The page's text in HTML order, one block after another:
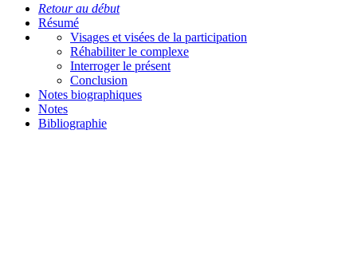
Retour au début
Résumé
Visages et visées de la participation
Réhabiliter le complexe
Interroger le présent
Conclusion
Notes biographiques
Notes
Bibliographie